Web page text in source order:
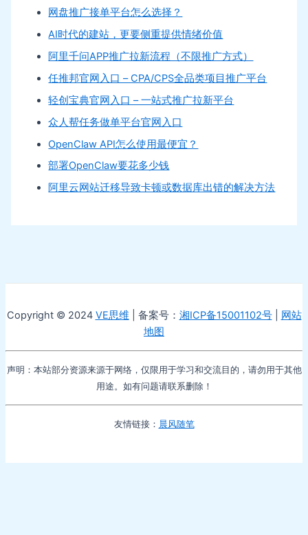
网盘推广接单平台怎么选择？
AI时代的建站，更要侧重提供情绪价值
阿里千问APP推广拉新流程（不限推广方式）
任推邦官网入口 – CPA/CPS全品类项目推广平台
轻创宝典官网入口 – 一站式推广拉新平台
众人帮任务做单平台官网入口
OpenClaw API怎么使用最便宜？
部署OpenClaw要花多少钱
阿里云网站迁移导致卡顿或数据库出错的解决方法
Copyright © 2024 VE思维 | 备案号： 湘ICP备15001102号| 网站
地图
声明：本站部分资源来源于网络，仅限用于学习和交流目的，请勿用于其他
用途。如有问题请联系删除！
友情链接： 晨风随笔